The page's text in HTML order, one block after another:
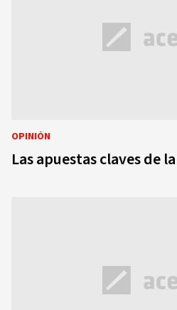
OPINIÓN
Las apuestas claves de